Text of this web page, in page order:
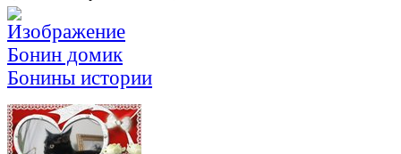
Бонин домик
Бонины истории